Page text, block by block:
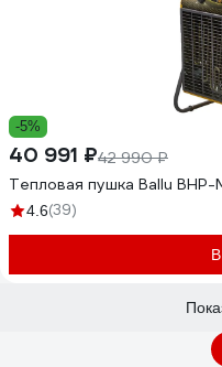
-5%
40 991 ₽42 990 ₽
Тепловая пушка Ballu
4.6(39)